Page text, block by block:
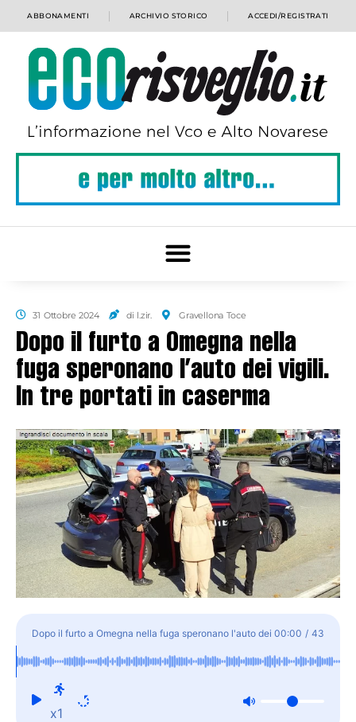
ABBONAMENTI ARCHIVIO STORICO ACCEDI/REGISTRATI
31 Ottobre 2024 di l.zir. Gravellona Toce
Dopo il furto a Omegna nella
fuga speronano l’auto dei vigili.
In tre portati in caserma
Dopo il furto a Omegna nella fuga speronano l'auto dei
vigili. In tre portati in caserma
00:00 / 43
x1